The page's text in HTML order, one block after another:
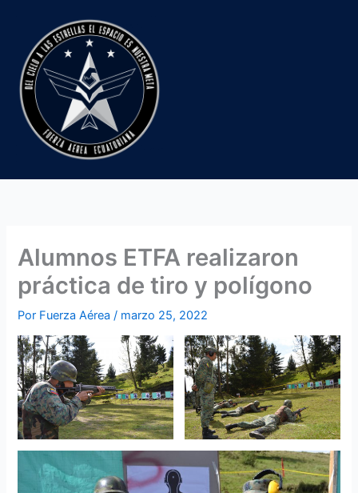
contenido
Alumnos ETFA realizaron
práctica de tiro y polígono
Por Fuerza Aérea/ marzo 25, 2022